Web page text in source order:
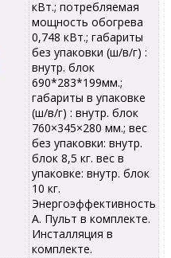
кВт.; потребляемая
мощность обогрева
0,748 кВт.; габариты
без упаковки (ш/в/г) :
внутр. блок
690*283*199мм.;
габариты в упаковке
(ш/в/г) : внутр. блок
760×345×280 мм.; вес
без упаковки: внутр.
блок 8,5 кг. вес в
упаковке: внутр. блок
10 кг.
Энергоэффективность
А. Пульт в комплекте.
Инсталляция в
комплекте.